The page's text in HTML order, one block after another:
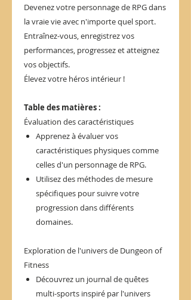
Devenez votre personnage de RPG dans
la vraie vie avec n'importe quel sport.
Entraînez-vous, enregistrez vos
performances, progressez et atteignez
vos objectifs.
Élevez votre héros intérieur !
Table des matières :
Évaluation des caractéristiques
Apprenez à évaluer vos
caractéristiques physiques comme
celles d'un personnage de RPG.
Utilisez des méthodes de mesure
spécifiques pour suivre votre
progression dans différents
domaines.
Exploration de l'univers de Dungeon of
Fitness
Découvrez un journal de quêtes
multi-sports inspiré par l'univers